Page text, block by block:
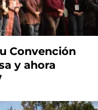
Convención
y ahora